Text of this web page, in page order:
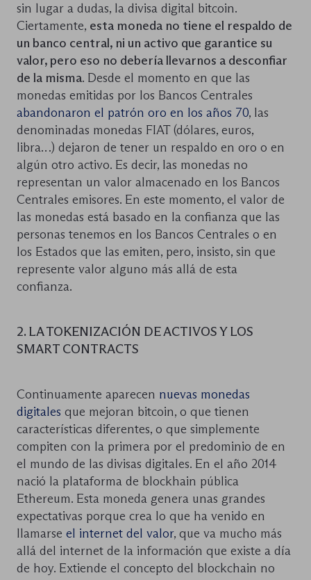
sin lugar a dudas, la divisa digital bitcoin.
Ciertamente, esta moneda no tiene el respaldo de
un banco central, ni un activo que garantice su
valor, pero eso no debería llevarnos a desconfiar
de la misma. Desde el momento en que las
monedas emitidas por los Bancos Centrales
abandonaron el patrón oro en los años 70, las
denominadas monedas FIAT (dólares, euros,
libra…) dejaron de tener un respaldo en oro o en
algún otro activo. Es decir, las monedas no
representan un valor almacenado en los Bancos
Centrales emisores. En este momento, el valor de
las monedas está basado en la confianza que las
personas tenemos en los Bancos Centrales o en
los Estados que las emiten, pero, insisto, sin que
represente valor alguno más allá de esta
confianza.
2. LA TOKENIZACIÓN DE ACTIVOS Y LOS
SMART CONTRACTS
Continuamente aparecen nuevas monedas
digitales que mejoran bitcoin, o que tienen
características diferentes, o que simplemente
compiten con la primera por el predominio de en
el mundo de las divisas digitales. En el año 2014
nació la plataforma de blockhain pública
Ethereum. Esta moneda genera unas grandes
expectativas porque crea lo que ha venido en
llamarse el internet del valor, que va mucho más
allá del internet de la información que existe a día
de hoy. Extiende el concepto del blockchain no